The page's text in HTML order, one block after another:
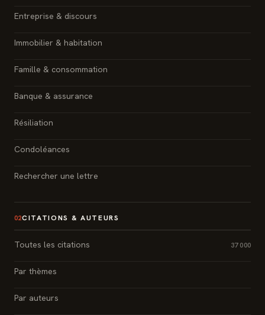
Entreprise & discours
Immobilier & habitation
Famille & consommation
Banque & assurance
Résiliation
Condoléances
Rechercher une lettre
02CITATIONS & AUTEURS
Toutes les citations 37 000
Par thèmes
Par auteurs